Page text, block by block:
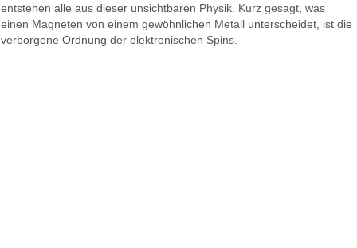
entstehen alle aus dieser unsichtbaren Physik. Kurz gesagt, was
einen Magneten von einem gewöhnlichen Metall unterscheidet, ist die
verborgene Ordnung der elektronischen Spins.